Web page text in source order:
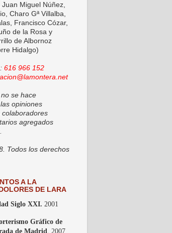
Miguel Núñez,
Charo Gª Villalba,
Francisco Cózar,
de la Rosa y
de Albornoz
Hidalgo)
616 966 152
no se hace
opiniones
agregados
Todos los derechos
A LA
DE LARA
Siglo XXI. 2001
Gráfico de
de Madrid . 2007